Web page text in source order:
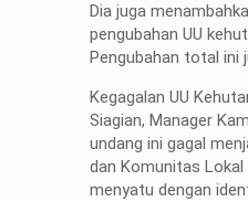
Dia juga
pengubahan UU
Pengubahan total ini
Kegagalan UU
Siagian, Manager
undang ini gagal
dan Komunitas Lokal
menyatu dengan